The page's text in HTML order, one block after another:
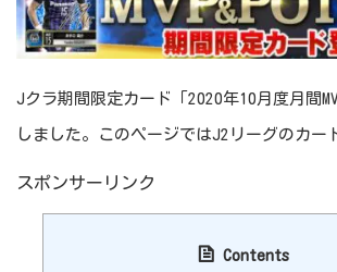
Jクラ期間限定カード「2020年10月度月間
しました。このページではJ2リーグのカー
スポンサーリンク
Contents